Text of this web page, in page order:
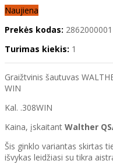
Naujiena
Prekės kodas: 2862000001
Turimas kiekis: 1
Graižtvinis šautuvas
WIN
Kal. .308WIN
Kaina, įskaitant Walther
Šis ginklo variantas skirtas
išvykas leidžiasi su tikra